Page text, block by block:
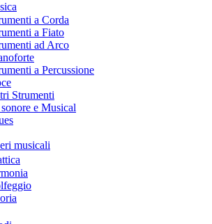
a Corda
a Fiato
ad Arco
a Percussione
Strumenti
e Musical
musicali